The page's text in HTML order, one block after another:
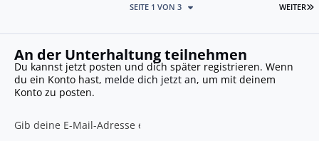
WEITER
SEITE 1 VON 3
An der Unterhaltung teilnehmen
Du kannst jetzt posten und dich später registrieren. Wenn
du ein Konto hast, melde dich jetzt an, um mit deinem
Konto zu posten.